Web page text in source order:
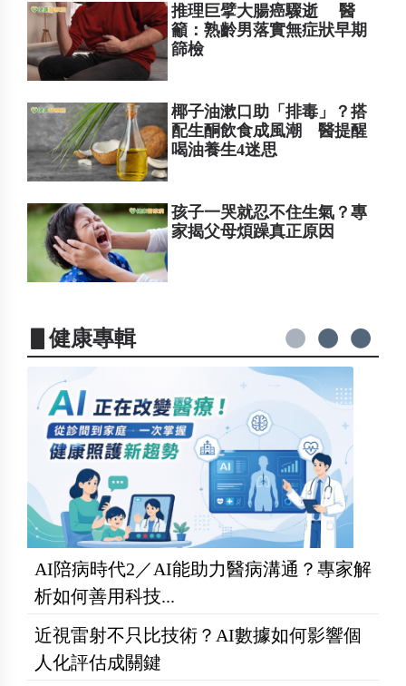
推理巨擘大腸癌驟逝 醫
籲：熟齡男落實無症狀早期
篩檢
椰子油漱口助「排毒」？搭
配生酮飲食成風潮 醫提醒
喝油養生4迷思
孩子一哭就忍不住生氣？專
家揭父母煩躁真正原因
▋健康專輯
AI陪病時代2／AI能助力醫病溝通？專家解
析如何善用科技...
近視雷射不只比技術？AI數據如何影響個
人化評估成關鍵